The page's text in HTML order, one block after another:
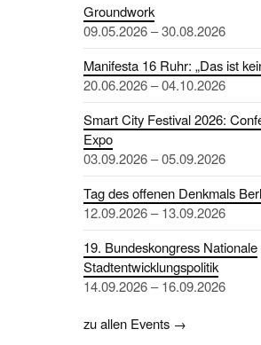
Groundwork
09.05.2026 – 30.08.2026
Manifesta 16 Ruhr: „Das ist
20.06.2026 – 04.10.2026
Smart City Festival 2026:
Expo
03.09.2026 – 05.09.2026
Tag des offenen Denkmals
12.09.2026 – 13.09.2026
19. Bundeskongress Nationale
Stadtentwicklungspolitik
14.09.2026 – 16.09.2026
zu allen Events →